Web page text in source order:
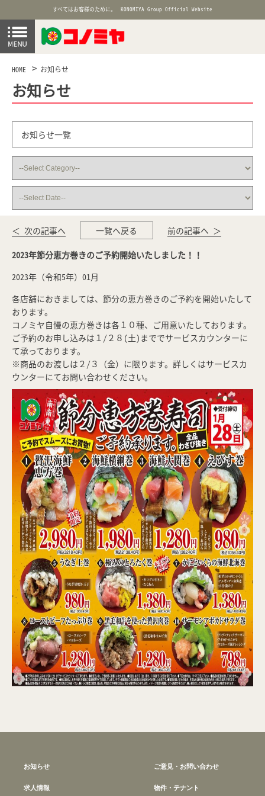
すべてはお客様のために。 KONOMIYA Group Official Website
HOME お知らせ
お知らせ
お知らせ一覧
＜ 次の記事へ 一覧へ戻る 前の記事へ ＞
2023年節分恵方巻きのご予約開始いたしました！！
2023年（令和5年）01月
各店舗におきましては、節分の恵方巻きのご予約を開始いたして
おります。
コノミヤ自慢の恵方巻きは各１０種、ご用意いたしております。
ご予約のお申し込みは１/２８(土)まででサービスカウンターに
て承っております。
※商品のお渡しは２/３（金）に限ります。詳しくはサービスカ
ウンターにてお問い合わせください。
お知らせ
求人情報
ご意見・お問い合わせ
物件・テナント